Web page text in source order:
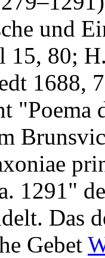
und
15, 80;
1688,
1291"
Das
Gebet